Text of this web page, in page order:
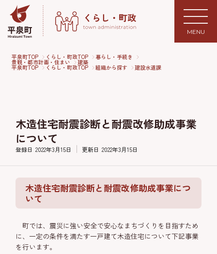
MENU
平泉町TOP くらし・町政TOP 暮らし・手続き
景観・都市計画・住まい 建築
平泉町TOP くらし・町政TOP 組織から探す 建設水道課
木造住宅耐震診断と耐震改修助成事業
について
登録日 2022年3月15日 更新日 2022年3月15日
木造住宅耐震診断と耐震改修助成事業につ
いて
町では、震災に強い安全で安心なまちづくりを目指すため
に、一定の条件を満たす一戸建て木造住宅について下記事業
を行います。